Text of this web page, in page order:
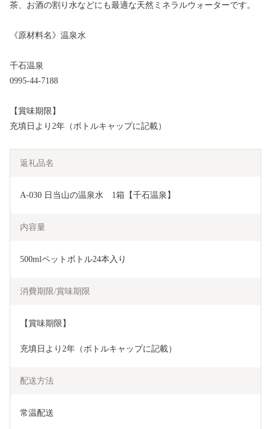
茶、お酒の割り水などにも最適な天然ミネラルウォーターです。
《原材料名》温泉水
千石温泉
0995-44-7188
【賞味期限】
充填日より2年（ボトルキャップに記載）
返礼品名
A-030 日当山の温泉水　1箱【千石温泉】
内容量
500mlペットボトル24本入り
消費期限/賞味期限
【賞味期限】
充填日より2年（ボトルキャップに記載）
配送方法
常温配送